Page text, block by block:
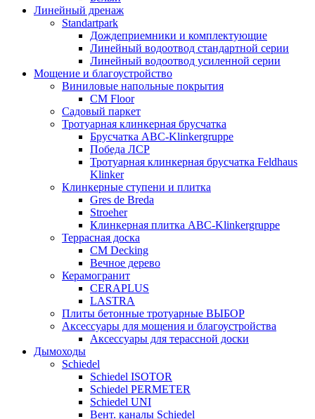
Линейный дренаж
Standartpark
Дождеприемники и комплектующие
Линейный водоотвод стандартной серии
Линейный водоотвод усиленной серии
Мощение и благоустройство
Виниловые напольные покрытия
CM Floor
Садовый паркет
Тротуарная клинкерная брусчатка
Брусчатка АВС-Klinkergruppe
Победа ЛСР
Тротуарная клинкерная брусчатка Feldhaus
Klinker
Клинкерные ступени и плитка
Gres de Breda
Stroeher
Клинкерная плитка ABC-Klinkergruppe
Террасная доска
CM Decking
Вечное дерево
Керамогранит
CERAPLUS
LASTRA
Плиты бетонные тротуарные ВЫБОР
Аксессуары для мощения и благоустройства
Аксессуары для терассной доски
Дымоходы
Schiedel
Schiedel ISOTOR
Schiedel PERMETER
Schiedel UNI
Вент. каналы Schiedel